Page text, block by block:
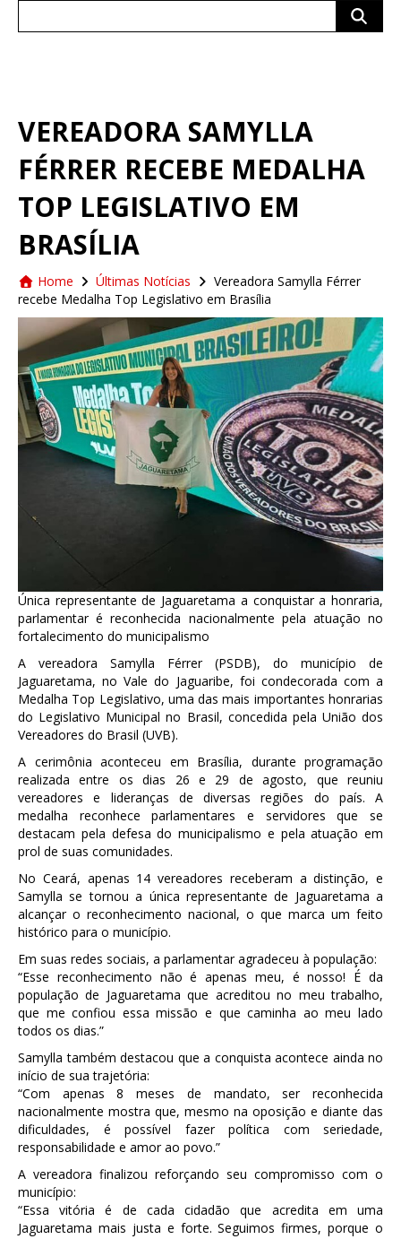
VEREADORA SAMYLLA
FÉRRER RECEBE MEDALHA
TOP LEGISLATIVO EM
BRASÍLIA
Home Últimas Notícias
Vereadora Samylla Férrer
recebe Medalha Top Legislativo em Brasília
Única representante de Jaguaretama a conquistar a honraria,
parlamentar é reconhecida nacionalmente pela atuação no
fortalecimento do municipalismo
A vereadora Samylla Férrer (PSDB), do município de
Jaguaretama, no Vale do Jaguaribe, foi condecorada com a
Medalha Top Legislativo, uma das mais importantes honrarias
do Legislativo Municipal no Brasil, concedida pela União dos
Vereadores do Brasil (UVB).
A cerimônia aconteceu em Brasília, durante programação
realizada entre os dias 26 e 29 de agosto, que reuniu
vereadores e lideranças de diversas regiões do país. A
medalha reconhece parlamentares e servidores que se
destacam pela defesa do municipalismo e pela atuação em
prol de suas comunidades.
No Ceará, apenas 14 vereadores receberam a distinção, e
Samylla se tornou a única representante de Jaguaretama a
alcançar o reconhecimento nacional, o que marca um feito
histórico para o município.
Em suas redes sociais, a parlamentar agradeceu à população:
“Esse reconhecimento não é apenas meu, é nosso! É da
população de Jaguaretama que acreditou no meu trabalho,
que me confiou essa missão e que caminha ao meu lado
todos os dias.”
Samylla também destacou que a conquista acontece ainda no
início de sua trajetória:
“Com apenas 8 meses de mandato, ser reconhecida
nacionalmente mostra que, mesmo na oposição e diante das
dificuldades, é possível fazer política com seriedade,
responsabilidade e amor ao povo.”
A vereadora finalizou reforçando seu compromisso com o
município:
“Essa vitória é de cada cidadão que acredita em uma
Jaguaretama mais justa e forte. Seguimos firmes, porque o